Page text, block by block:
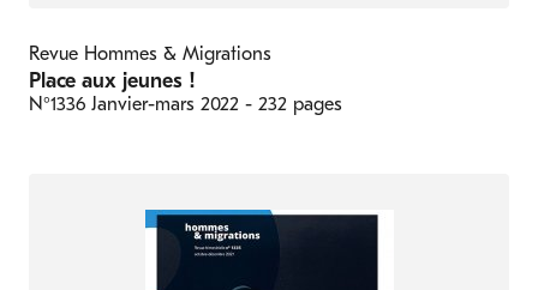
Revue Hommes & Migrations
Place aux jeunes !
N°1336 Janvier-mars 2022 - 232 pages